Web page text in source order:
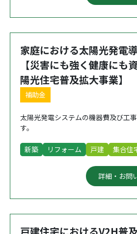
家庭における太陽光発電
【災害にも強く健康にも
陽光住宅普及拡大事業】
補助金
太陽光発電システムの機器費及び工
す。
新築 リフォーム 戸建 集合住
詳細・お問